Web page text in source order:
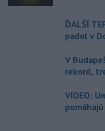
ĎALŠÍ
padol v
V
rekord,
VIDEO: